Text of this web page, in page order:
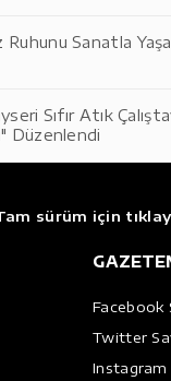
Ruhunu Sanatla
Sıfır Atık
Düzenlendi
sürüm için
Facebook
Twitter
Instagram